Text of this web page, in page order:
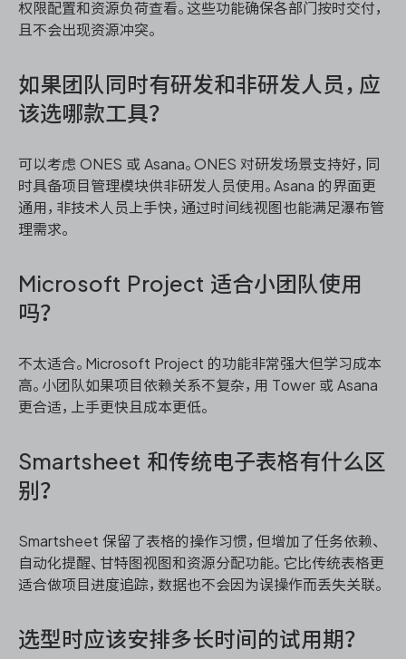
权限配置和资源负荷查看。这些功能确保各部门按时交付，
且不会出现资源冲突。
如果团队同时有研发和非研发人员，应
该选哪款工具？
可以考虑 ONES 或 Asana。ONES 对研发场景支持好，同
时具备项目管理模块供非研发人员使用。Asana 的界面更
通用，非技术人员上手快，通过时间线视图也能满足瀑布管
理需求。
Microsoft Project 适合小团队使用
吗？
不太适合。Microsoft Project 的功能非常强大但学习成本
高。小团队如果项目依赖关系不复杂，用 Tower 或 Asana
更合适，上手更快且成本更低。
Smartsheet 和传统电子表格有什么区
别？
Smartsheet 保留了表格的操作习惯，但增加了任务依赖、
自动化提醒、甘特图视图和资源分配功能。它比传统表格更
适合做项目进度追踪，数据也不会因为误操作而丢失关联。
选型时应该安排多长时间的试用期？